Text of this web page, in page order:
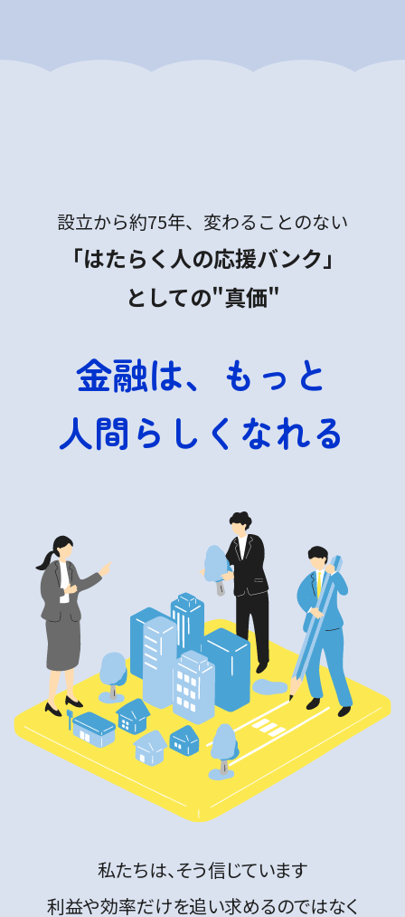
設立から約75年、変わることのない
「はたらく人の応援バンク」
としての"真価"
金融は、もっと
人間らしくなれる
私たちは、そう信じています
利益や効率だけを追い求めるのではなく